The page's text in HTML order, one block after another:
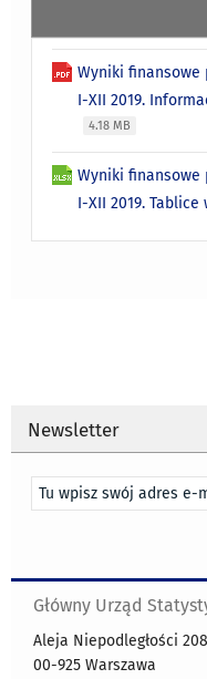
Wyniki finansowe
I-XII 2019.
4.18 MB
Wyniki finansowe
I-XII 2019. Tablice
Newsletter
Główny Urząd
Aleja Niepodległości 208
00-925 Warszawa